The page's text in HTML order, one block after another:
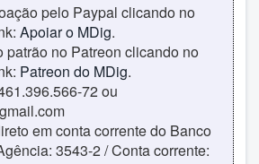
pelo Paypal clicando no
Apoiar o MDig.
patrão no Patreon clicando no
Patreon do MDig.
72 ou
em conta corrente do Banco
3543-2 / Conta corrente: